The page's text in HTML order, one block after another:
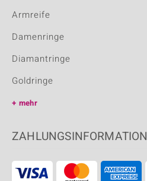
Armreife
Damenringe
Diamantringe
Goldringe
mehr
ZAHLUNGSINFORMATION